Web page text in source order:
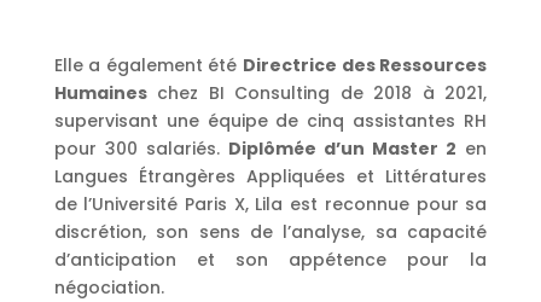
Elle a également été Directrice des Ressources
Humaineschez BI Consulting de 2018 à 2021,
supervisant une équipe de cinq assistantes RH
pour 300 salariés. Diplômée d’un Master 2 en
Langues Étrangères Appliquées et Littératures
de l’Université Paris X, Lila est reconnue pour sa
discrétion, son sens de l’analyse, sa capacité
d’anticipation et son appétence pour la
négociation.